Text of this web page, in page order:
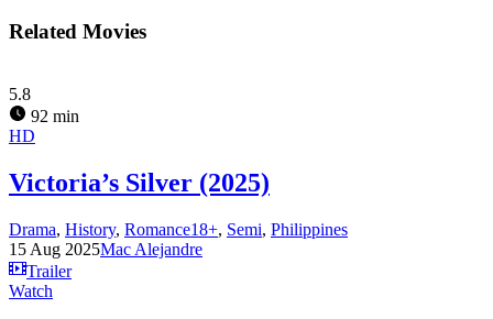
Related Movies
5.8
92 min
HD
Victoria’s Silver (2025)
Drama, History, Romance18+, Semi, Philippines
15 Aug 2025Mac Alejandre
Trailer
Watch